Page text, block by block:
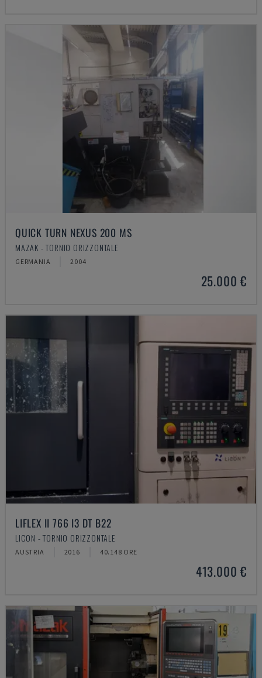
QUICK TURN NEXUS 200 MS
MAZAK - TORNIO ORIZZONTALE
GERMANIA 2004
25.000 €
LIFLEX II 766 I3 DT B22
LICON - TORNIO ORIZZONTALE
AUSTRIA 2016 40.148 ORE
413.000 €